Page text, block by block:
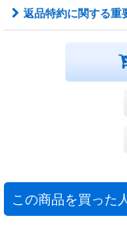
返品特約に関する重
この商品を買った